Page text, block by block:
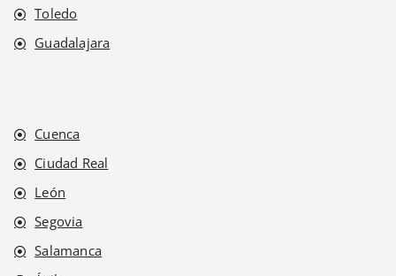
Toledo
Guadalajara
Cuenca
Ciudad Real
León
Segovia
Salamanca